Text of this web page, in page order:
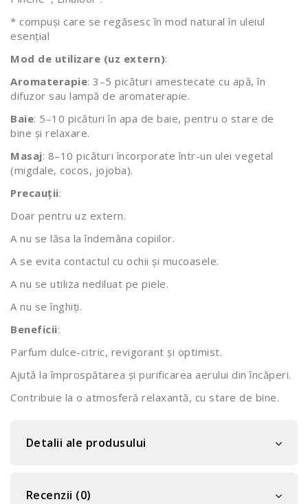
* compuși care se regăsesc în mod natural în uleiul
esențial
Mod de utilizare (uz extern):
Aromaterapie: 3–5 picături amestecate cu apă, în
difuzor sau lampă de aromaterapie.
Baie: 5–10 picături în apa de baie, pentru o stare de
bine și relaxare.
Masaj: 8–10 picături încorporate într-un ulei vegetal
(migdale, cocos, jojoba).
Precauții:
Doar pentru uz extern.
A nu se lăsa la îndemâna copiilor.
A se evita contactul cu ochii și mucoasele.
A nu se utiliza nediluat pe piele.
A nu se înghiți.
Beneficii:
Parfum dulce-citric, revigorant și optimist.
Ajută la împrospătarea și purificarea aerului din încăperi.
Contribuie la o atmosferă relaxantă, cu stare de bine.
Detalii ale produsului
Recenzii (0)